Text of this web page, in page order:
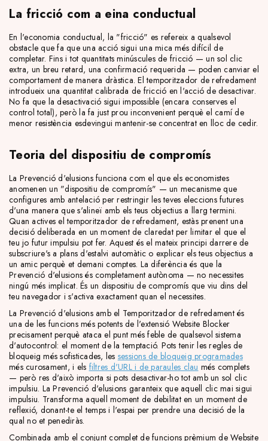
La fricció com a eina conductual
En l'economia conductual, la "fricció" es refereix a qualsevol
obstacle que fa que una acció sigui una mica més difícil de
completar. Fins i tot quantitats minúscules de fricció — un sol clic
extra, un breu retard, una confirmació requerida — poden canviar el
comportament de manera dràstica. El temporitzador de refredament
introdueix una quantitat calibrada de fricció en l'acció de desactivar.
No fa que la desactivació sigui impossible (encara conserves el
control total), però la fa just prou inconvenient perquè el camí de
menor resistència esdevingui mantenir-se concentrat en lloc de cedir.
Teoria del dispositiu de compromís
La Prevenció d'elusions funciona com el que els economistes
anomenen un "dispositiu de compromís" — un mecanisme que
configures amb antelació per restringir les teves eleccions futures
d'una manera que s'alineï amb els teus objectius a llarg termini.
Quan actives el temporitzador de refredament, estàs prenent una
decisió deliberada en un moment de claredat per limitar el que el
teu jo futur impulsiu pot fer. Aquest és el mateix principi darrere de
subscriure's a plans d'estalvi automàtic o explicar els teus objectius a
un amic perquè et demani comptes. La diferència és que la
Prevenció d'elusions és completament autònoma — no necessites
ningú més implicat. És un dispositiu de compromís que viu dins del
teu navegador i s'activa exactament quan el necessites.
La Prevenció d'elusions amb el Temporitzador de refredament és
una de les funcions més potents de l'extensió Website Blocker
precisament perquè ataca el punt més feble de qualsevol sistema
d'autocontrol: el moment de la temptació. Pots tenir les regles de
bloqueig més sofisticades, les sessions de bloqueig programades
més curosament, i els filtres d'URL i de paraules clau més complets
— però res d'això importa si pots desactivar-ho tot amb un sol clic
impulsiu. La Prevenció d'elusions garanteix que aquell clic mai sigui
impulsiu. Transforma aquell moment de debilitat en un moment de
reflexió, donant-te el temps i l'espai per prendre una decisió de la
qual no et penediràs.
Combinada amb el conjunt complet de funcions prèmium de Website